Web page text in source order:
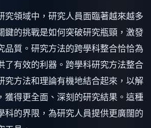
究領域中，研究人員面臨著越來越多
鍵的挑戰是如何突破研究瓶頸，激發
品質。研究方法的跨學科整合恰恰為
了有效的利器。跨學科研究方法整合
究方法和理論有機地結合起來，以解
獲得更全面、深刻的研究結果。這種
科的界限，為研究人員提供更廣闊的